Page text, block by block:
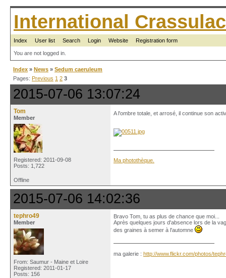
International
Index User list Search Login Website Registration form
You are not logged in.
Index » News » Sedum caeruleum
Pages: Previous 1 2 3
2015-07-06 13:07:24
Tom
Member
Registered: 2011-09-08
Posts: 1,722
A l'ombre totale, et arrosé, il continue son
Ma photothèque.
Offline
2015-07-06 14:02:36
tephro49
Member
From: Saumur - Maine et Loire
Registered: 2011-01-17
Posts: 156
Bravo Tom, tu as plus de chance que moi...
Après quelques jours d'absence lors de la
des graines à semer à l'automne
ma galerie : http://www.flickr.com/photos/